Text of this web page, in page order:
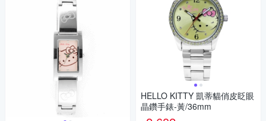
HELLO KITTY 凱蒂貓俏皮眨眼
晶鑽手錶-黃/36mm